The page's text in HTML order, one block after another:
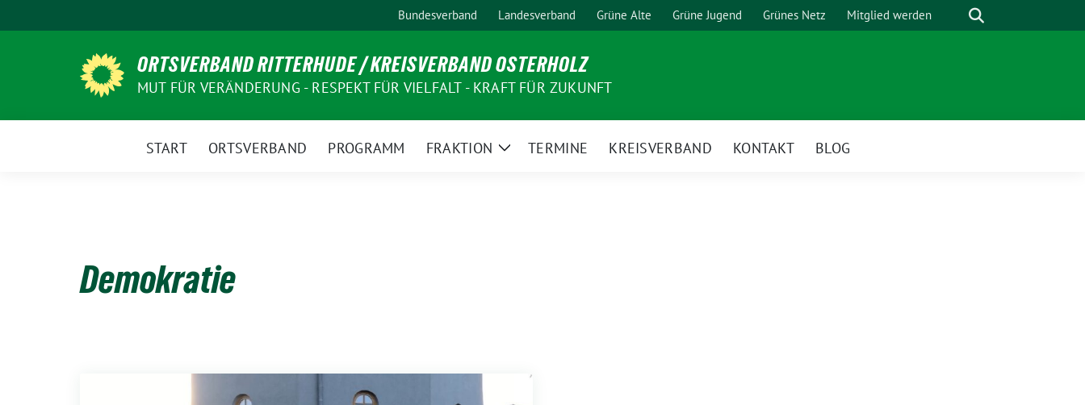
zum
Bundesverband Landesverband Grüne Alte Grüne Jugend Grünes Netz Mitglied werden Suche
ORTSVERBAND RITTERHUDE / KREISVERBAND OSTERHOLZ
MUT FÜR VERÄNDERUNG - RESPEKT FÜR VIELFALT - KRAFT FÜR ZUKUNFT
START ORTSVERBAND PROGRAMM FRAKTION
ZeigeTERMINE KREISVERBAND KONTAKT BLOG
Demokratie